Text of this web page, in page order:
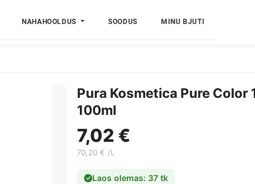
NAHAHOOLDUS SOODUS MINU BJUTI
Pura Kosmetica Pure
100ml
7,02 €
70,20 € /L
Laos olemas: 37 tk